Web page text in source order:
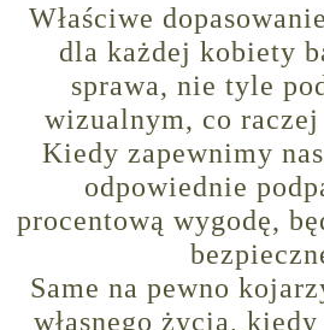
Właściwe
dla każdej kobiety
sprawa, nie tyle
wizualnym, co
Kiedy zapewnimy
odpowiednie
procentową wygodę,
Same na pewno
własnego życia,